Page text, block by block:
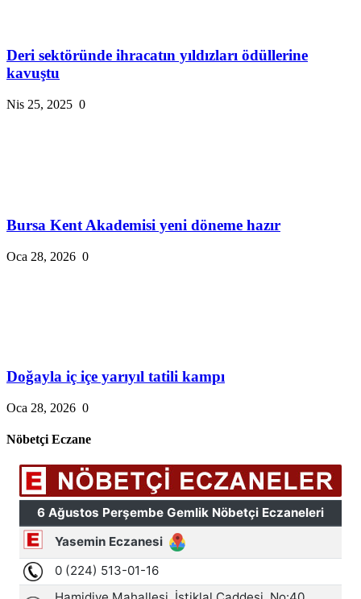
Deri sektöründe ihracatın yıldızları ödüllerine
kavuştu
Nis 25, 2025 0
Bursa Kent Akademisi yeni döneme hazır
Oca 28, 2026 0
Doğayla iç içe yarıyıl tatili kampı
Oca 28, 2026 0
Nöbetçi Eczane